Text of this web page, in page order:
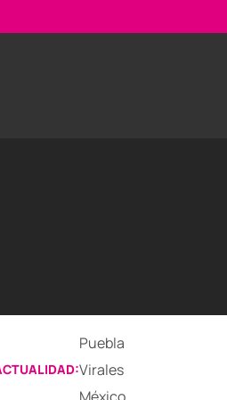
Puebla
Virales
México